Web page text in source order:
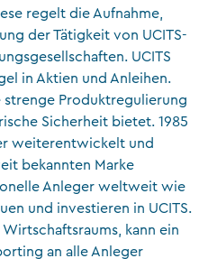
regelt die Aufnahme,
der Tätigkeit von UCITS-
UCITS
in Aktien und Anleihen.
strenge Produktregulierung
Sicherheit bietet. 1985
weiterentwickelt und
bekannten Marke
Anleger weltweit wie
und investieren in UCITS.
kann ein
an alle Anleger